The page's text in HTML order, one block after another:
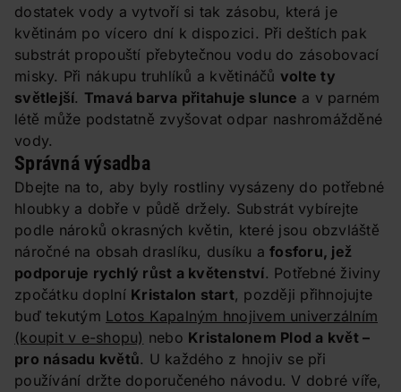
dostatek vody a vytvoří si tak zásobu, která je
květinám po vícero dní k dispozici. Při deštích pak
substrát propouští přebytečnou vodu do zásobovací
misky. Při nákupu truhlíků a květináčů volte ty
světlejší. Tmavá barva přitahuje slunce a v parném
létě může podstatně zvyšovat odpar nashromážděné
vody.
Správná výsadba
Dbejte na to, aby byly rostliny vysázeny do potřebné
hloubky a dobře v půdě držely. Substrát vybírejte
podle nároků okrasných květin, které jsou obzvláště
náročné na obsah draslíku, dusíku a fosforu, jež
podporuje rychlý růst a květenství. Potřebné živiny
zpočátku doplní Kristalon start, později přihnojujte
buď tekutým Lotos Kapalným hnojivem univerzálním
(koupit v e-shopu) nebo Kristalonem Plod a květ –
pro násadu květů. U každého z hnojiv se při
používání držte doporučeného návodu. V dobré víře,